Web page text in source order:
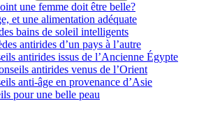
une femme doit être belle?
et une alimentation adéquate
bains de soleil intelligents
antirides d’un pays à l’autre
antirides issus de l’Ancienne Égypte
antirides venus de l’Orient
anti-âge en provenance d’Asie
pour une belle peau